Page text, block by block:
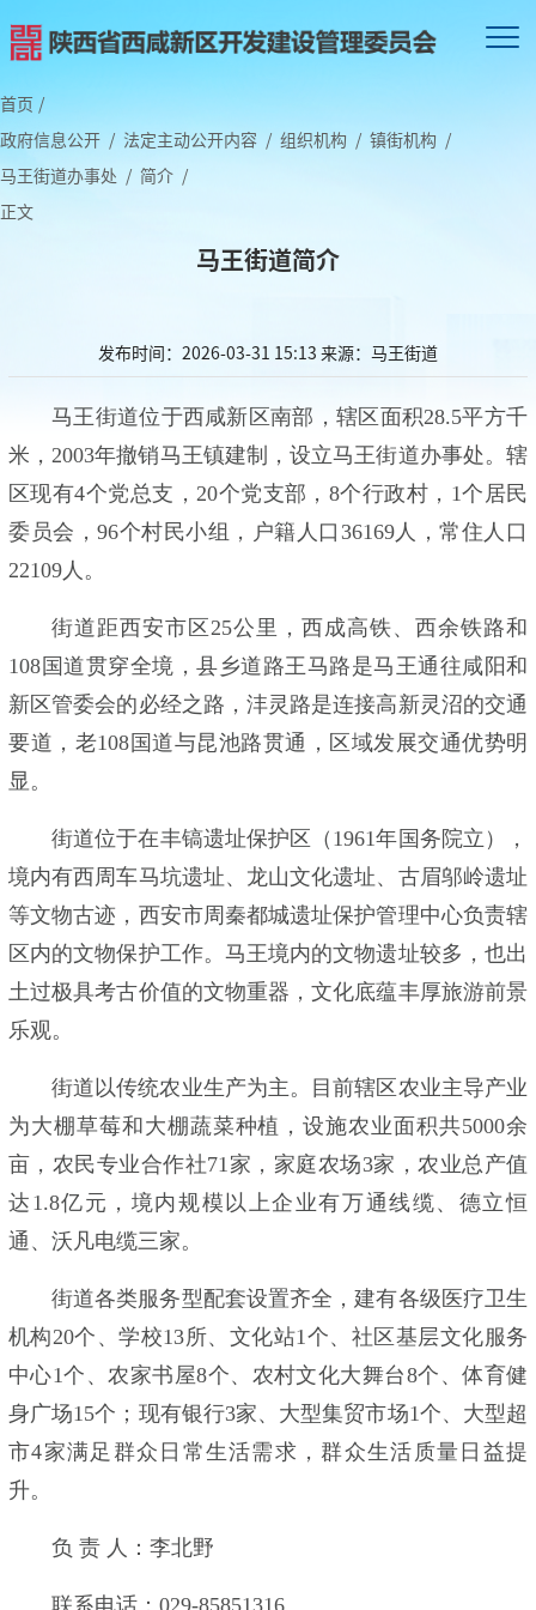
首页 /
政府信息公开 / 法定主动公开内容 / 组织机构 / 镇街机构 /
马王街道办事处 / 简介 /
正文
马王街道简介
发布时间：2026-03-31 15:13 来源：马王街道
马王街道位于西咸新区南部，辖区面积28.5平方千
米，2003年撤销马王镇建制，设立马王街道办事处。辖
区现有4个党总支，20个党支部，8个行政村，1个居民
委员会，96个村民小组，户籍人口36169人，常住人口
22109人。
街道距西安市区25公里，西成高铁、西余铁路和
108国道贯穿全境，县乡道路王马路是马王通往咸阳和
新区管委会的必经之路，沣灵路是连接高新灵沼的交通
要道，老108国道与昆池路贯通，区域发展交通优势明
显。
街道位于在丰镐遗址保护区（1961年国务院立），
境内有西周车马坑遗址、龙山文化遗址、古眉邬岭遗址
等文物古迹，西安市周秦都城遗址保护管理中心负责辖
区内的文物保护工作。马王境内的文物遗址较多，也出
土过极具考古价值的文物重器，文化底蕴丰厚旅游前景
乐观。
街道以传统农业生产为主。目前辖区农业主导产业
为大棚草莓和大棚蔬菜种植，设施农业面积共5000余
亩，农民专业合作社71家，家庭农场3家，农业总产值
达1.8亿元，境内规模以上企业有万通线缆、德立恒
通、沃凡电缆三家。
街道各类服务型配套设置齐全，建有各级医疗卫生
机构20个、学校13所、文化站1个、社区基层文化服务
中心1个、农家书屋8个、农村文化大舞台8个、体育健
身广场15个；现有银行3家、大型集贸市场1个、大型超
市4家满足群众日常生活需求，群众生活质量日益提
升。
负 责 人：李北野
联系电话：029-85851316